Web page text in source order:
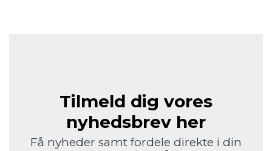
Tilmeld dig vores
nyhedsbrev her
Få nyheder samt fordele direkte i din